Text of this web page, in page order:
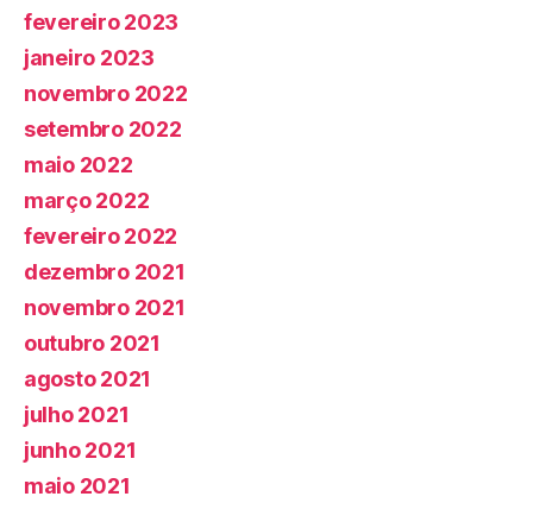
fevereiro 2023
janeiro 2023
novembro 2022
setembro 2022
maio 2022
março 2022
fevereiro 2022
dezembro 2021
novembro 2021
outubro 2021
agosto 2021
julho 2021
junho 2021
maio 2021